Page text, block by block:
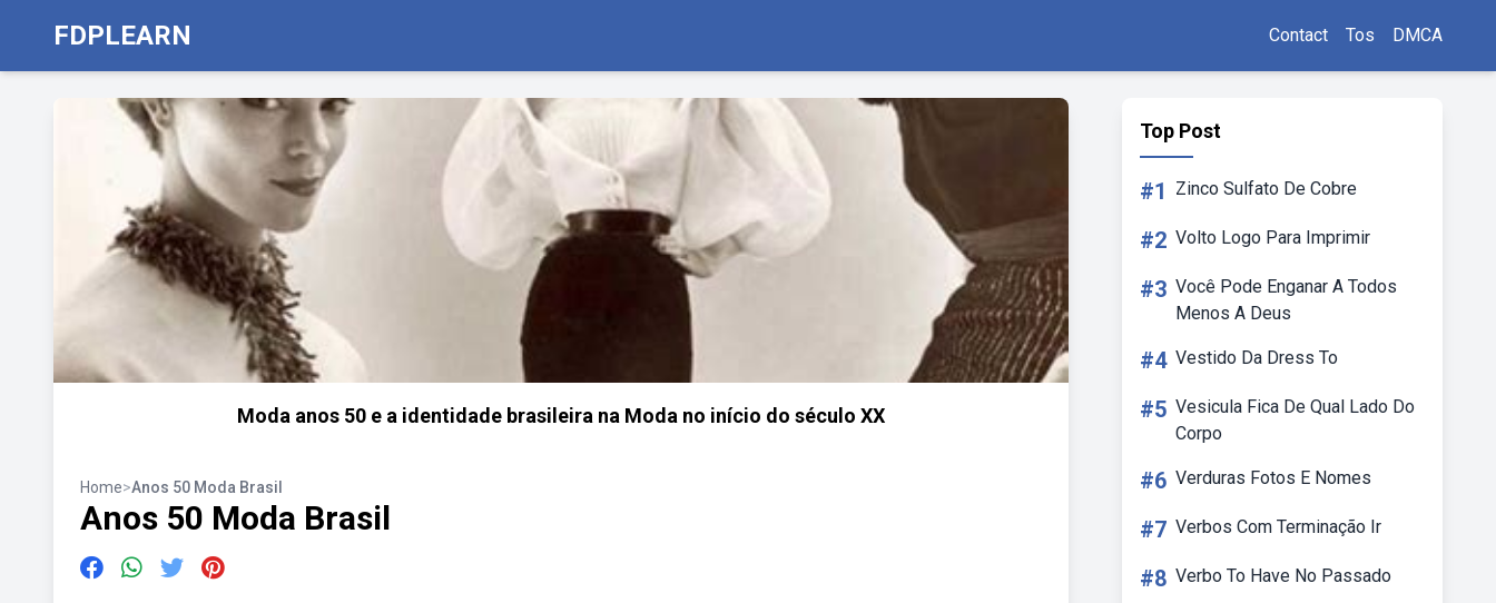
FDPLEARN Contact Tos DMCA
Moda anos 50 e a identidade brasileira na Moda no início do século XX
Home>Anos 50 Moda Brasil
Anos 50 Moda Brasil
Top Post
#1 Zinco Sulfato De Cobre
#2 Volto Logo Para Imprimir
#3 Você Pode Enganar A Todos
Menos A Deus
#4 Vestido Da Dress To
#5 Vesicula Fica De Qual Lado Do
Corpo
#6 Verduras Fotos E Nomes
#7 Verbos Com Terminação Ir
#8 Verbo To Have No Passado